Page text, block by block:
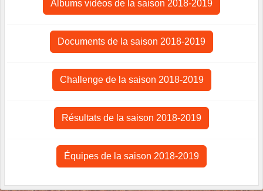
Albums vidéos de la saison 2018-2019
Documents de la saison 2018-2019
Challenge de la saison 2018-2019
Résultats de la saison 2018-2019
Équipes de la saison 2018-2019